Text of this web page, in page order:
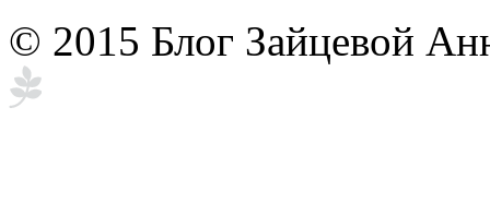
© 2015 Блог Зайцевой